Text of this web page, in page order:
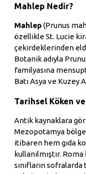
Mahlep Nedir?
Mahlep(Prunus
özellikle St. Lucie
çekirdeklerinden
Botanik adıyla
familyasına
Batı Asya ve Kuzey
Tarihsel Köken
Antik kaynaklara
Mezopotamya
itibaren hem gıda
kullanılmıştır.
sınıfların